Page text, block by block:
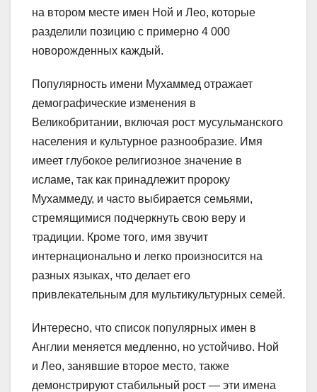
на втором месте имен Ной и Лео, которые
разделили позицию с примерно 4 000
новорожденных каждый.
Популярность имени Мухаммед отражает
демографические изменения в
Великобритании, включая рост мусульманского
населения и культурное разнообразие. Имя
имеет глубокое религиозное значение в
исламе, так как принадлежит пророку
Мухаммеду, и часто выбирается семьями,
стремящимися подчеркнуть свою веру и
традиции. Кроме того, имя звучит
интернационально и легко произносится на
разных языках, что делает его
привлекательным для мультикультурных семей.
Интересно, что список популярных имен в
Англии меняется медленно, но устойчиво. Ной
и Лео, занявшие второе место, также
демонстрируют стабильный рост — эти имена